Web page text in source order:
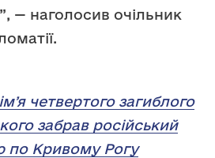
— наголосив очільник
четвертого загиблого
забрав російський
по Кривому Рогу